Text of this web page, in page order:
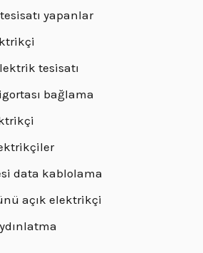
yapanlar
tesisatı
bağlama
data kablolama
açık elektrikçi